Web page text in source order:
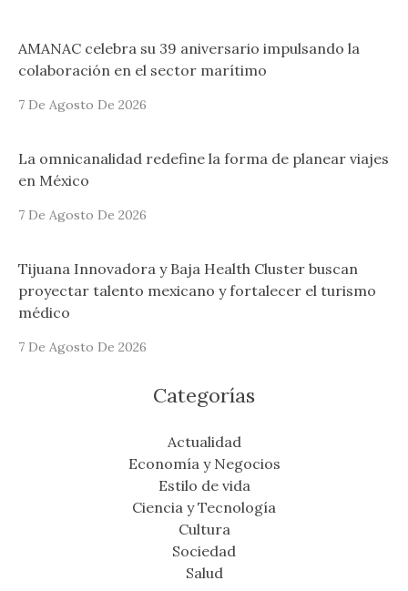
AMANAC celebra su 39 aniversario impulsando la
colaboración en el sector marítimo
7 De Agosto De 2026
La omnicanalidad redefine la forma de planear viajes
en México
7 De Agosto De 2026
Tijuana Innovadora y Baja Health Cluster buscan
proyectar talento mexicano y fortalecer el turismo
médico
7 De Agosto De 2026
Categorías
Actualidad
Economía y Negocios
Estilo de vida
Ciencia y Tecnología
Cultura
Sociedad
Salud